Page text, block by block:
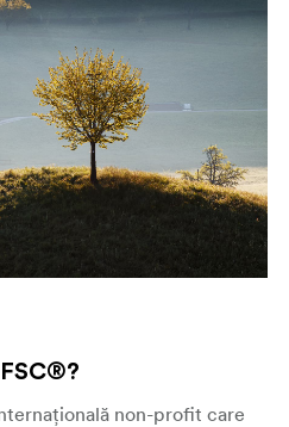
non-profit care